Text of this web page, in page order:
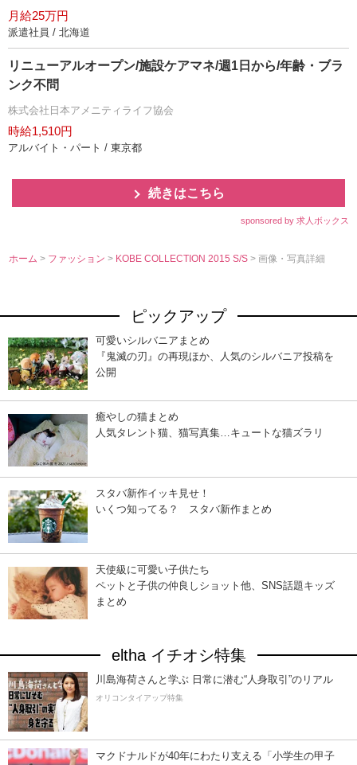
月給25万円
派遣社員 / 北海道
リニューアルオープン/施設ケアマネ/週1日から/年齢・ブラ
ンク不問
株式会社日本アメニティライフ協会
時給1,510円
アルバイト・パート / 東京都
続きはこちら
sponsored by 求人ボックス
ホーム > ファッション> KOBE COLLECTION 2015 S/S> 画像・写真詳細
ピックアップ
可愛いシルバニアまとめ
『鬼滅の刃』の再現ほか、人気のシルバニア投稿を
公開
癒やしの猫まとめ
人気タレント猫、猫写真集…キュートな猫ズラリ
スタバ新作イッキ見せ！
いくつ知ってる？ スタバ新作まとめ
天使級に可愛い子供たち
ペットと子供の仲良しショット他、SNS話題キッズ
まとめ
eltha イチオシ特集
川島海荷さんと学ぶ 日常に潜む“人身取引”のリアル
オリコンタイアップ特集
マクドナルドが40年にわたり支える「小学生の甲子